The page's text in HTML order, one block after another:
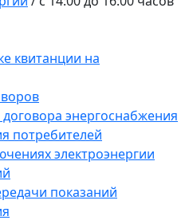
квитанции на
энергоснабжения
потребителей
электроэнергии
показаний